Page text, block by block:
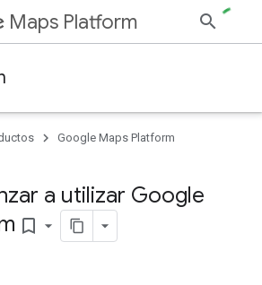
Maps Platform
Google Maps Platform
a utilizar Google
bookmark_border